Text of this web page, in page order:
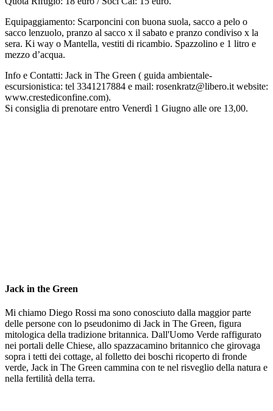
Equipaggiamento: Scarponcini con buona suola, sacco a pelo o
sacco lenzuolo, pranzo al sacco x il sabato e pranzo condiviso x la
sera. Ki way o Mantella, vestiti di ricambio. Spazzolino e 1 litro e
mezzo d’acqua.
Info e Contatti: Jack in The Green ( guida ambientale-
escursionistica: tel 3341217884 e mail: rosenkratz@libero.it website:
www.crestediconfine.com).
Si consiglia di prenotare entro Venerdì 1 Giugno alle ore 13,00.
Jack in the Green
Mi chiamo Diego Rossi ma sono conosciuto dalla maggior parte
delle persone con lo pseudonimo di Jack in The Green, figura
mitologica della tradizione britannica. Dall'Uomo Verde raffigurato
nei portali delle Chiese, allo spazzacamino britannico che girovaga
sopra i tetti dei cottage, al folletto dei boschi ricoperto di fronde
verde, Jack in The Green cammina con te nel risveglio della natura e
nella fertilità della terra.